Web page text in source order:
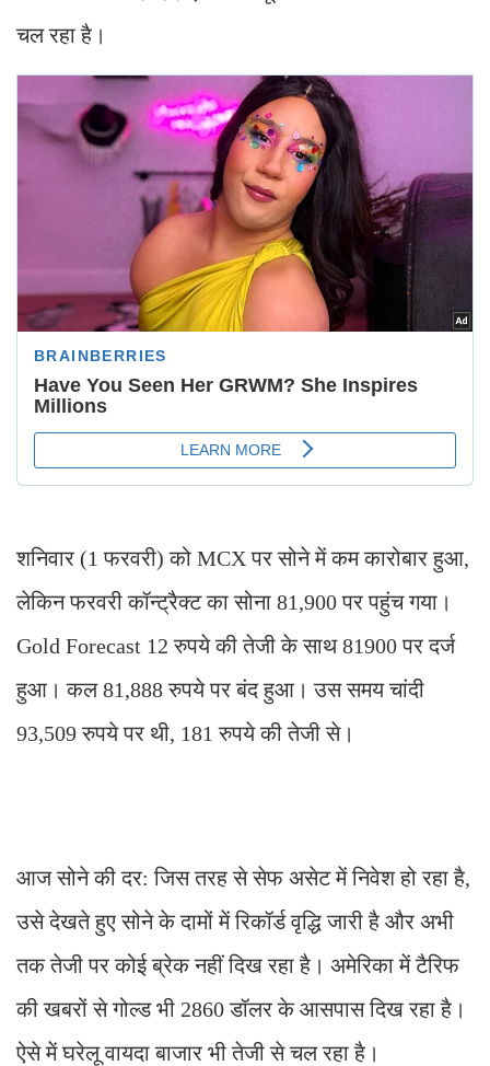
चल रहा है।
शनिवार (1 फरवरी) को MCX पर सोने में कम कारोबार हुआ,
लेकिन फरवरी कॉन्ट्रैक्ट का सोना 81,900 पर पहुंच गया।
Gold Forecast 12 रुपये की तेजी के साथ 81900 पर दर्ज
हुआ। कल 81,888 रुपये पर बंद हुआ। उस समय चांदी
93,509 रुपये पर थी, 181 रुपये की तेजी से।
आज सोने की दर: जिस तरह से सेफ असेट में निवेश हो रहा है,
उसे देखते हुए सोने के दामों में रिकॉर्ड वृद्धि जारी है और अभी
तक तेजी पर कोई ब्रेक नहीं दिख रहा है। अमेरिका में टैरिफ
की खबरों से गोल्ड भी 2860 डॉलर के आसपास दिख रहा है।
ऐसे में घरेलू वायदा बाजार भी तेजी से चल रहा है।